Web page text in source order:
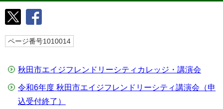
ページ番号1010014
秋田市エイジフレンドリーシティカレッジ・講演会
令和6年度 秋田市エイジフレンドリーシティ講演会（申
込受付終了）